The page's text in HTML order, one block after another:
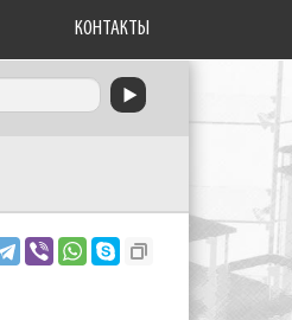
КОНТАКТЫ